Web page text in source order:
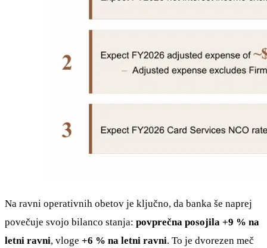
Na ravni operativnih obetov je ključno, da banka še naprej
povečuje svojo bilanco stanja: povprečna posojila +9 % na
letni ravni, vloge +6 % na letni ravni. To je dvorezen meč